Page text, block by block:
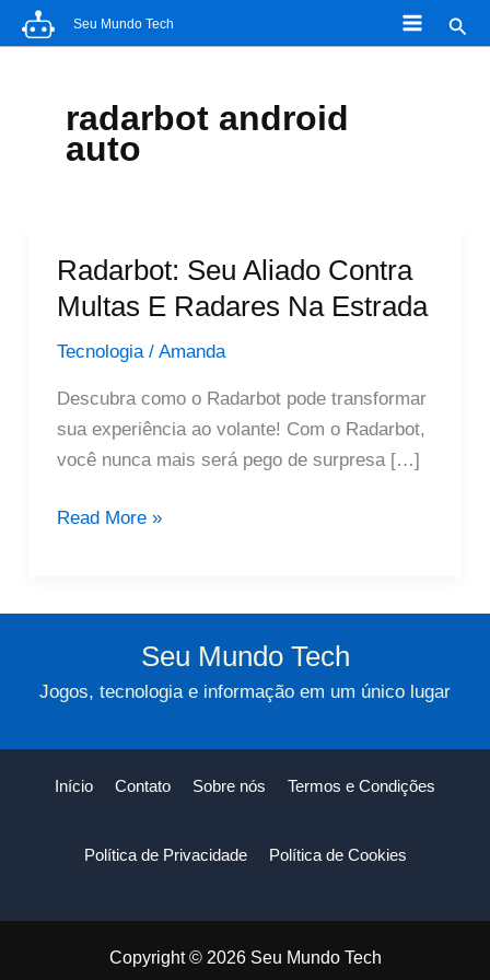
para
Seu Mundo Tech
radarbot android
auto
Radarbot: Seu Aliado Contra
Multas E Radares Na Estrada
Tecnologia/ Amanda
Descubra como o Radarbot pode transformar
sua experiência ao volante! Com o Radarbot,
você nunca mais será pego de surpresa […]
Radarbot:
Contra
Radares
Read More »
Seu Mundo Tech
Jogos, tecnologia e informação em um único lugar
Início Contato Sobre nós Termos e Condições
Política de Privacidade Política de Cookies
Copyright © 2026 Seu Mundo Tech